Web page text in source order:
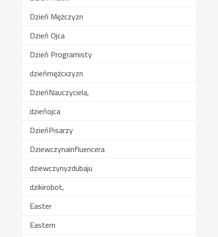
Dzień Mężczyzn
Dzień Ojca
Dzień Programisty
dzieńmężcxzyzn
DzieńNauczyciela,
dzieńojca
DzieńPisarzy
Dziewczynainfluencera
dziewczynyzdubaju
dzikirobot,
Easter
Eastern